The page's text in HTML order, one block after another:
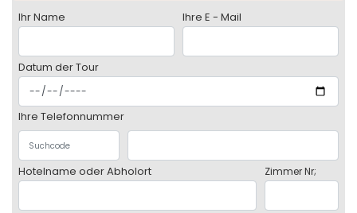
Ihr Name Ihre E - Mail
Datum der Tour
Ihre Telefonnummer
Hotelname oder Abholort Zimmer Nr;